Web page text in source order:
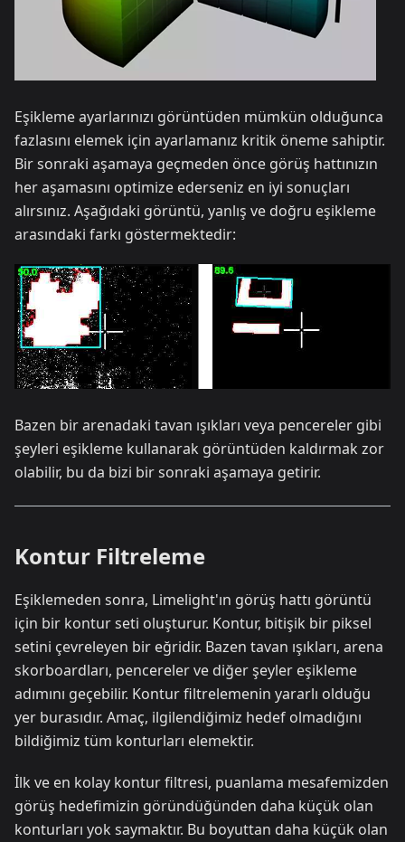
Eşikleme ayarlarınızı görüntüden mümkün olduğunca
fazlasını elemek için ayarlamanız kritik öneme sahiptir.
Bir sonraki aşamaya geçmeden önce görüş hattınızın
her aşamasını optimize ederseniz en iyi sonuçları
alırsınız. Aşağıdaki görüntü, yanlış ve doğru eşikleme
arasındaki farkı göstermektedir:
Bazen bir arenadaki tavan ışıkları veya pencereler gibi
şeyleri eşikleme kullanarak görüntüden kaldırmak zor
olabilir, bu da bizi bir sonraki aşamaya getirir.
Kontur Filtreleme
Eşiklemeden sonra, Limelight'ın görüş hattı görüntü
için bir kontur seti oluşturur. Kontur, bitişik bir piksel
setini çevreleyen bir eğridir. Bazen tavan ışıkları, arena
skorboardları, pencereler ve diğer şeyler eşikleme
adımını geçebilir. Kontur filtrelemenin yararlı olduğu
yer burasıdır. Amaç, ilgilendiğimiz hedef olmadığını
bildiğimiz tüm konturları elemektir.
İlk ve en kolay kontur filtresi, puanlama mesafemizden
görüş hedefimizin göründüğünden daha küçük olan
konturları yok saymaktır. Bu boyuttan daha küçük olan